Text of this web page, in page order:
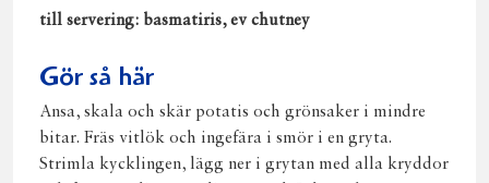
till servering: basmatiris, ev chutney
Gör så här
Ansa, skala och skär potatis och grönsaker i mindre
bitar. Fräs vitlök och ingefära i smör i en gryta.
Strimla kycklingen, lägg ner i grytan med alla kryddor